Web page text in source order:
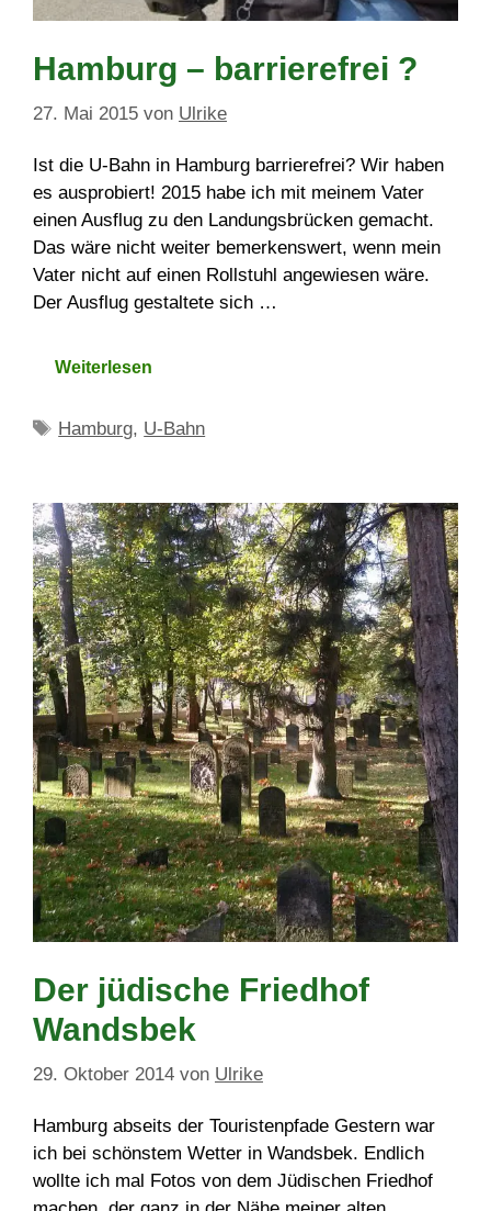
Hamburg – barrierefrei ?
27. Mai 2015 von Ulrike
Ist die U-Bahn in Hamburg barrierefrei? Wir haben
es ausprobiert! 2015 habe ich mit meinem Vater
einen Ausflug zu den Landungsbrücken gemacht.
Das wäre nicht weiter bemerkenswert, wenn mein
Vater nicht auf einen Rollstuhl angewiesen wäre.
Der Ausflug gestaltete sich …
Weiterlesen
Schlagwörter
Hamburg, U-Bahn
Der jüdische Friedhof
Wandsbek
29. Oktober 2014 von Ulrike
Hamburg abseits der Touristenpfade Gestern war
ich bei schönstem Wetter in Wandsbek. Endlich
wollte ich mal Fotos von dem Jüdischen Friedhof